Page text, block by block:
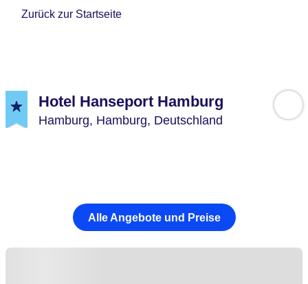
Zurück zur Startseite
Hotel Hanseport Hamburg
Hamburg, Hamburg, Deutschland
Alle Angebote und Preise